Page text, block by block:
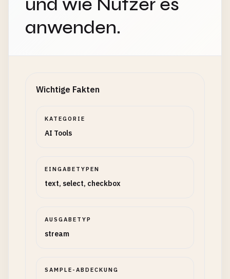
anwenden.
Wichtige Fakten
KATEGORIE
AI Tools
EINGABETYPEN
text, select, checkbox
AUSGABETYP
stream
SAMPLE-ABDECKUNG